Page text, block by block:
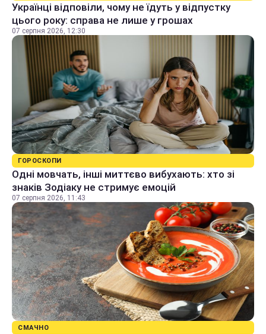
Українці відповіли, чому не їдуть у відпустку
цього року: справа не лише у грошах
07 серпня 2026, 12:30
ГОРОСКОПИ
Одні мовчать, інші миттєво вибухають: хто зі
знаків Зодіаку не стримує емоцій
07 серпня 2026, 11:43
СМАЧНО